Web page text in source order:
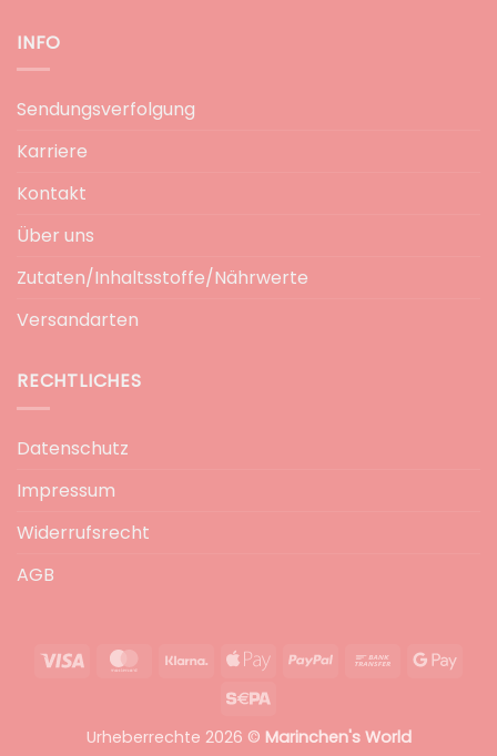
INFO
Sendungsverfolgung
Karriere
Kontakt
Über uns
Zutaten/Inhaltsstoffe/Nährwerte
Versandarten
RECHTLICHES
Datenschutz
Impressum
Widerrufsrecht
AGB
Visa MasterCardKlarna Apple
PayPal
Bank
Urheberrechte 2026 © Marinchen's World